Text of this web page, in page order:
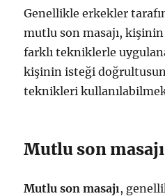
Genellikle erkekler
mutlu son masajı,
farklı tekniklerle
kişinin isteği
teknikleri
Mutlu son masajı
Mutlu son masajı,